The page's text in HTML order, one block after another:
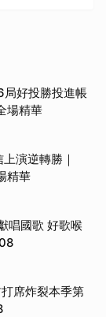
好投勝投進帳
場精華
演逆轉勝｜
精華
唱國歌 好歌喉
席炸裂本季第